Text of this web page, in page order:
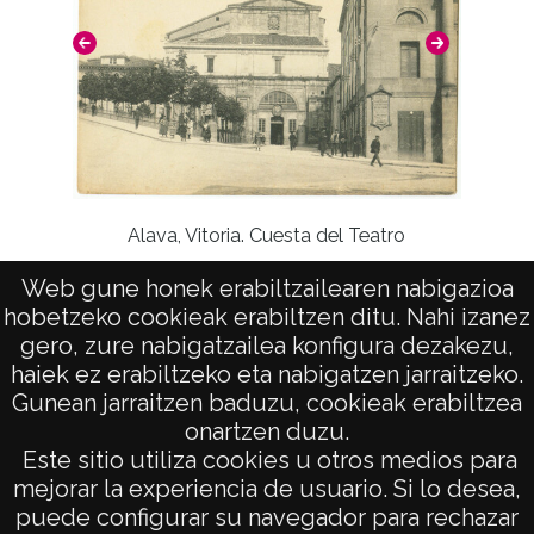
Web gune honek erabiltzailearen nabigazioa
hobetzeko cookieak erabiltzen ditu. Nahi izanez
gero, zure nabigatzailea konfigura dezakezu,
haiek ez erabiltzeko eta nabigatzen jarraitzeko.
Gunean jarraitzen baduzu, cookieak erabiltzea
onartzen duzu.
Este sitio utiliza cookies u otros medios para
mejorar la experiencia de usuario. Si lo desea,
puede configurar su navegador para rechazar
Alava, Vitoria. Cuesta del Teatro
AVISO LEGAL
POLÍTICA DE PRIVACIDAD
ACCESIBILIDAD